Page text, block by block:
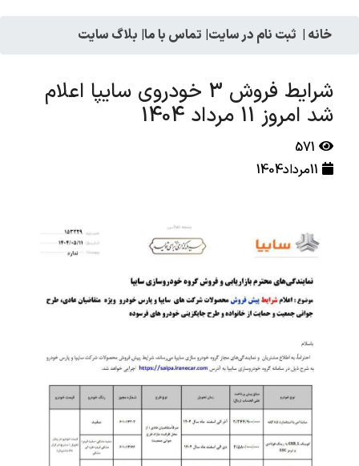
خانه | ثبت نام در سایت| تماس با ما| بلاگ سایت
شرایط فروش 3 خودروی سایپا اعلام
شد امروز 11 مرداد 1404
571
11مرداد1404